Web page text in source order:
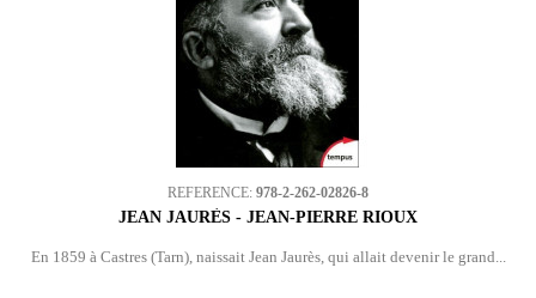
REFERENCE: 978-2-262-02826-8
JEAN JAURÈS - JEAN-PIERRE RIOUX
En 1859 à Castres (Tarn), naissait Jean Jaurès, qui allait devenir le grand...